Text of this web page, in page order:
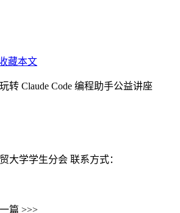
藏本文
转 Claude Code 编程助手公益讲座
大学学生分会 联系方式：
篇 >>>